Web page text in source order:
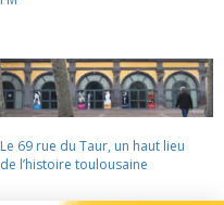
Le 69 rue du Taur, un haut lieu
de l’histoire toulousaine